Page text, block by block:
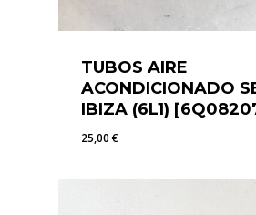
TUBOS AIRE
ACONDICIONADO
IBIZA (6L1)
25,00€